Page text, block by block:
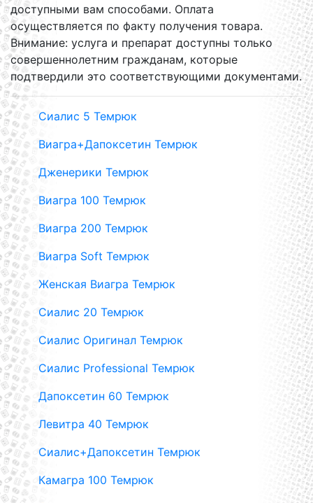
доступными вам способами. Оплата
осуществляется по факту получения товара.
Внимание: услуга и препарат доступны только
совершеннолетним гражданам, которые
подтвердили это соответствующими документами.
Сиалис 5 Темрюк
Виагра+Дапоксетин Темрюк
Дженерики Темрюк
Виагра 100 Темрюк
Виагра 200 Темрюк
Виагра Soft Темрюк
Женская Виагра Темрюк
Сиалис 20 Темрюк
Сиалис Оригинал Темрюк
Сиалис Professional Темрюк
Дапоксетин 60 Темрюк
Левитра 40 Темрюк
Сиалис+Дапоксетин Темрюк
Камагра 100 Темрюк